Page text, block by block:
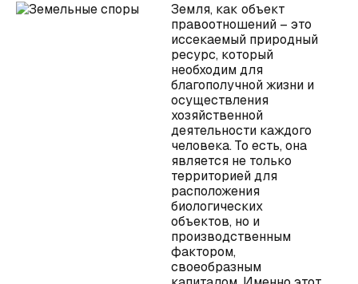
Земля, как объект
правоотношений – это
иссекаемый природный
ресурс, который
необходим для
благополучной жизни и
осуществления
хозяйственной
деятельности каждого
человека. То есть, она
является не только
территорией для
расположения
биологических
объектов, но и
производственным
фактором,
своеобразным